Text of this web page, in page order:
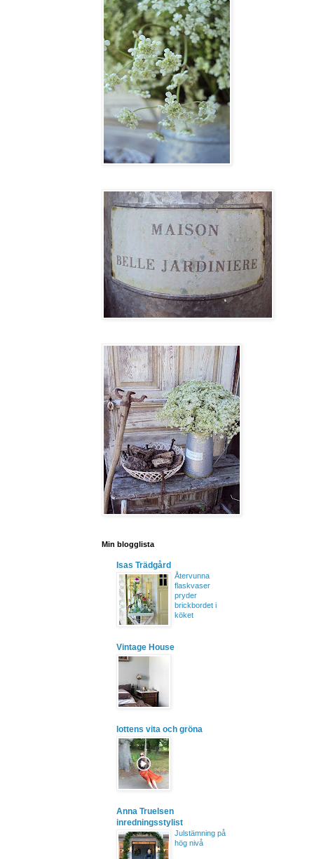
Min blogglista
Isas Trädgård
Återvunna
flaskvaser
pryder
brickbordet i
köket
Vintage House
lottens vita och gröna
Anna Truelsen
inredningsstylist
Julstämning på
hög nivå